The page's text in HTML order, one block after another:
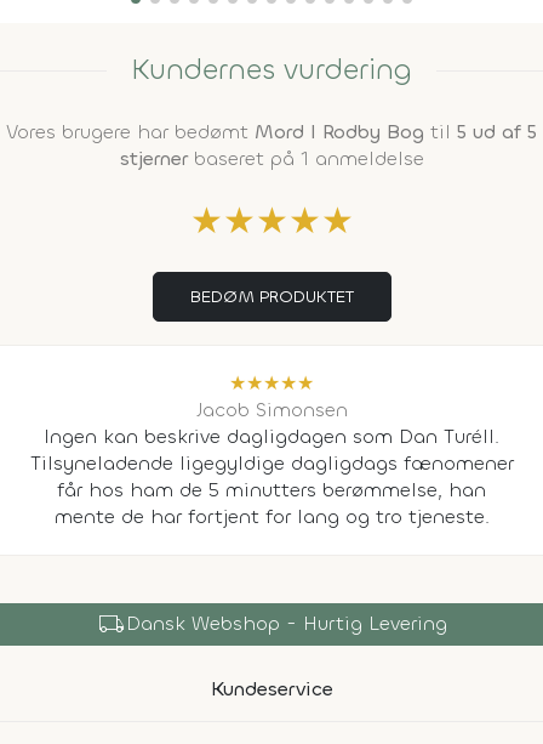
Kundernes vurdering
Vores brugere har bedømt Mord I Rodby Bog til 5 ud af 5
stjernerbaseret på 1 anmeldelse
★★★★★
BEDØM PRODUKTET
★★★★★
Jacob Simonsen
Ingen kan beskrive dagligdagen som Dan Turéll.
Tilsyneladende ligegyldige dagligdags fænomener
får hos ham de 5 minutters berømmelse, han
mente de har fortjent for lang og tro tjeneste.
local_shippingDansk Webshop - Hurtig Levering
Kundeservice